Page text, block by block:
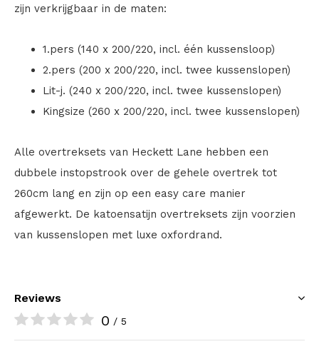
zijn verkrijgbaar in de maten:
1.pers (140 x 200/220, incl. één kussensloop)
2.pers (200 x 200/220, incl. twee kussenslopen)
Lit-j. (240 x 200/220, incl. twee kussenslopen)
Kingsize (260 x 200/220, incl. twee kussenslopen)
Alle overtreksets van Heckett Lane hebben een
dubbele instopstrook over de gehele overtrek tot
260cm lang en zijn op een easy care manier
afgewerkt. De katoensatijn overtreksets zijn voorzien
van kussenslopen met luxe oxfordrand.
Reviews
0 / 5